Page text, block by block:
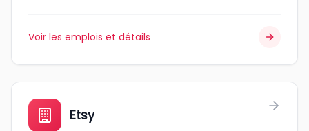
Voir les emplois et détails
Etsy